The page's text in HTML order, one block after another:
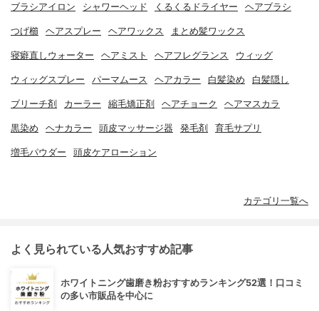
ブラシアイロン シャワーヘッド くるくるドライヤー ヘアブラシ
つげ櫛 ヘアスプレー ヘアワックス まとめ髪ワックス
寝癖直しウォーター ヘアミスト ヘアフレグランス ウィッグ
ウィッグスプレー パーマムース ヘアカラー 白髪染め 白髪隠し
ブリーチ剤 カーラー 縮毛矯正剤 ヘアチョーク ヘアマスカラ
黒染め ヘナカラー 頭皮マッサージ器 発毛剤 育毛サプリ
増毛パウダー 頭皮ケアローション
カテゴリ一覧へ
よく見られている人気おすすめ記事
ホワイトニング歯磨き粉おすすめランキング52選！口コミ
の多い市販品を中心に